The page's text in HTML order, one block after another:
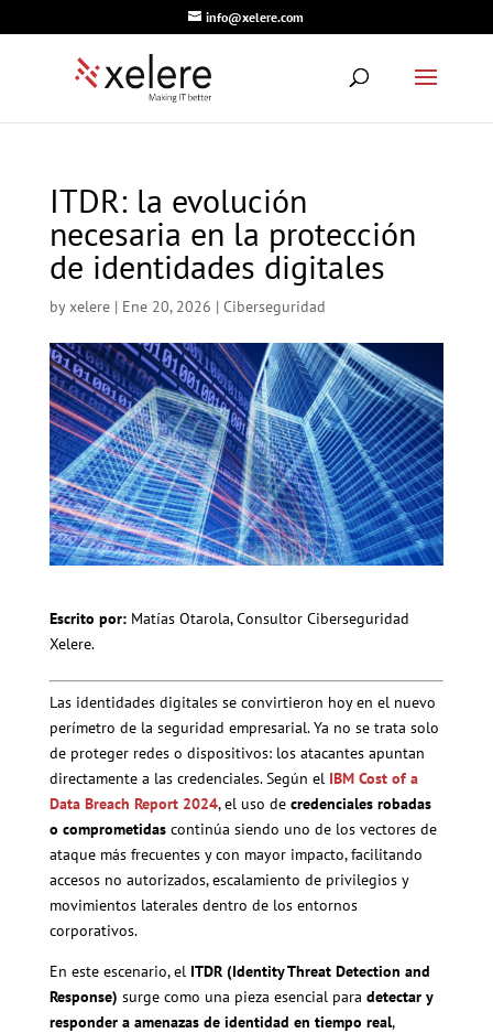
info@xelere.com
ITDR: la evolución
necesaria en la protección
de identidades digitales
byxelere| Ene 20, 2026 | Ciberseguridad
Escrito por:Matías Otarola, Consultor Ciberseguridad
Xelere.
Las identidades digitales se convirtieron hoy en el nuevo
perímetro de la seguridad empresarial. Ya no se trata solo
de proteger redes o dispositivos: los atacantes apuntan
directamente a las credenciales. Según el IBM Cost of a
Data Breach Report 2024, el uso de credenciales robadas
o comprometidascontinúa siendo uno de los vectores de
ataque más frecuentes y con mayor impacto, facilitando
accesos no autorizados, escalamiento de privilegios y
movimientos laterales dentro de los entornos
corporativos.
En este escenario, el ITDR (Identity Threat Detection and
Response) surge como una pieza esencial para detectar y
responder a amenazas de identidad en tiempo real,